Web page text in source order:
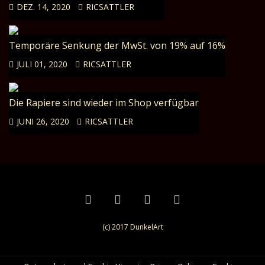
DEZ. 14, 2020 RICSATTLER
Temporäre Senkung der MwSt. von 19% auf 16%
JULI 01, 2020 RICSATTLER
Die Rapiere sind wieder im Shop verfügbar
JUNI 26, 2020 RICSATTLER
(c) 2017 DunkelArt